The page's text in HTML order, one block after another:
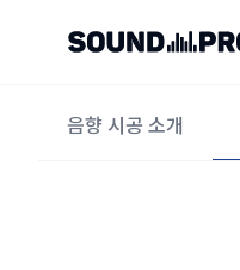
음향 시공 소개